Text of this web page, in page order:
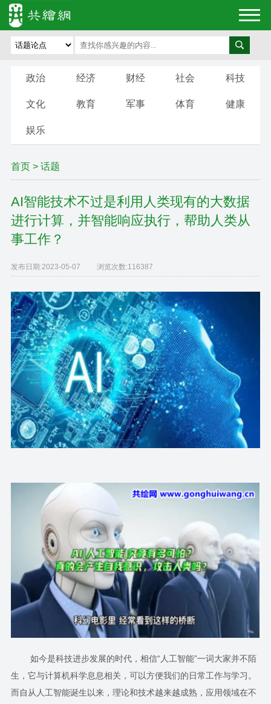
政治 经济 财经 社会 科技
文化 教育 军事 体育 健康
娱乐
首页> 话题
AI智能技术不过是利用人类现有的大数据
进行计算，并智能响应执行，帮助人类从
事工作？
发布日期:2023-05-07 浏览次数:116387
如今是科技进步发展的时代，相信“人工智能”一词大家并不陌
生，它与计算机科学息息相关，可以方便我们的日常工作与学习。
而自从人工智能诞生以来，理论和技术越来越成熟，应用领域在不